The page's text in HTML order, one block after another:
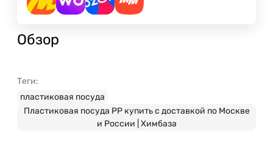
Обзор
Теги:
пластиковая посуда
Пластиковая посуда PP купить с доставкой по Москве
и России | Химбаза